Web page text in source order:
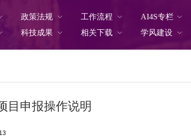
政策法规 工作流程 AI4S专栏
科技成果 相关下载 学风建设
目申报操作说明